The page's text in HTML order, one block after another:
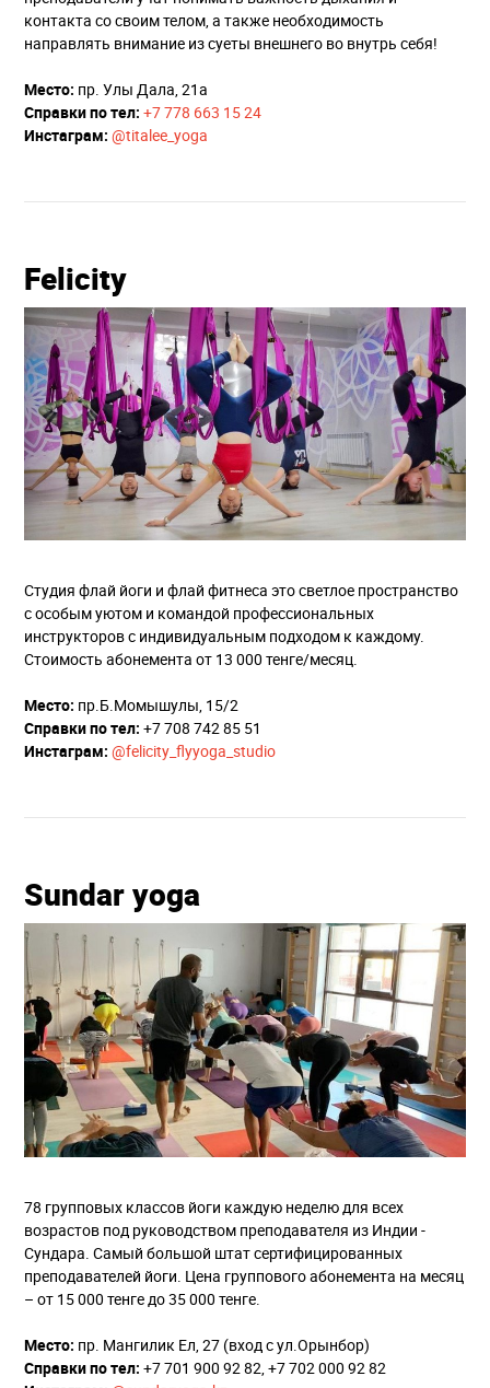
контакта со своим телом, а также необходимость
направлять внимание из суеты внешнего во внутрь себя!
Место: пр. Улы Дала, 21а
Справки по тел: +7 778 663 15 24
Инстаграм: @titalee_yoga
Felicity
Студия флай йоги и флай фитнеса это светлое пространство
с особым уютом и командой профессиональных
инструкторов с индивидуальным подходом к каждому.
Стоимость абонемента от 13 000 тенге/месяц.
Место: пр.Б.Момышулы, 15/2
Справки по тел: +7 708 742 85 51
Инстаграм: @felicity_flyyoga_studio
Sundar yoga
78 групповых классов йоги каждую неделю для всех
возрастов под руководством преподавателя из Индии -
Сундара. Самый большой штат сертифицированных
преподавателей йоги. Цена группового абонемента на месяц
– от 15 000 тенге до 35 000 тенге.
Место: пр. Мангилик Ел, 27 (вход с ул.Орынбор)
Справки по тел: +7 701 900 92 82, +7 702 000 92 82